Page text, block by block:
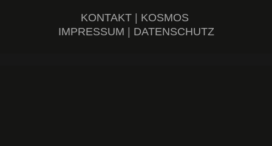
KONTAKT| KOSMOS
IMPRESSUM
DATENSCHUTZ